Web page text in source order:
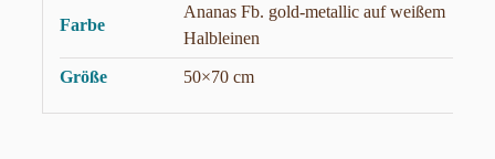
Farbe
Ananas Fb. gold-metallic auf weißem
Halbleinen
Größe 50×70 cm